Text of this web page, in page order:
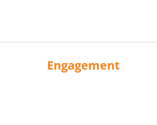
Engagement